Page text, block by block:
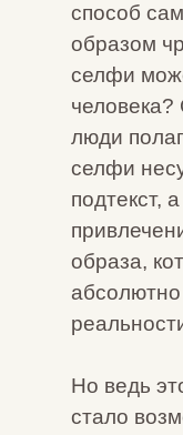
способ
образом
селфи
люди
селфи
подтекст,
образа,
абсолютно
Но ведь
стало